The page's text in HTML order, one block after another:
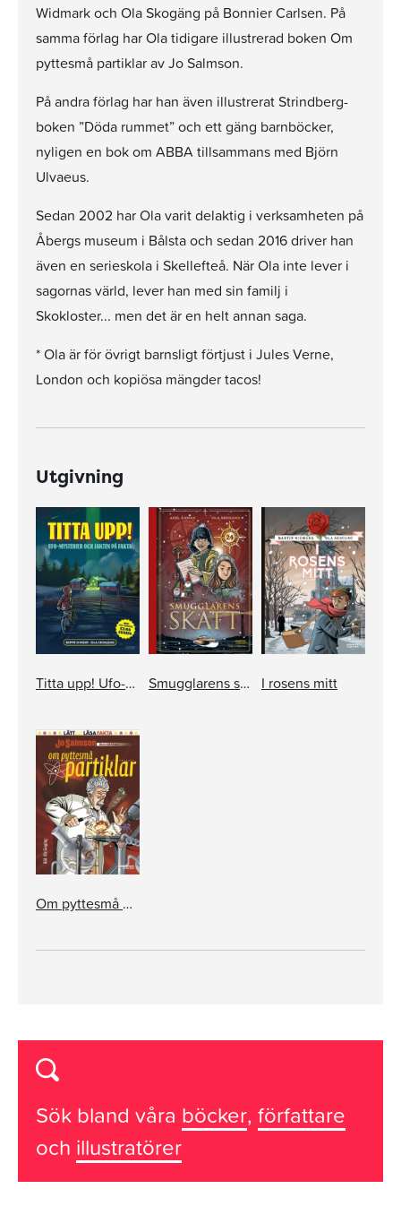
Widmark och Ola Skogäng på Bonnier Carlsen. På
samma förlag har Ola tidigare illustrerad boken Om
pyttesmå partiklar av Jo Salmson.
På andra förlag har han även illustrerat Strindberg-
boken ”Döda rummet” och ett gäng barnböcker,
nyligen en bok om ABBA tillsammans med Björn
Ulvaeus.
Sedan 2002 har Ola varit delaktig i verksamheten på
Åbergs museum i Bålsta och sedan 2016 driver han
även en serieskola i Skellefteå. När Ola inte lever i
sagornas värld, lever han med sin familj i
Skokloster... men det är en helt annan saga.
* Ola är för övrigt barnsligt förtjust i Jules Verne,
London och kopiösa mängder tacos!
Utgivning
Titta upp! Ufo-mysterier och jakten på fakta Smugglarens skatt: En julberättelse i 24 kapitel I rosens mitt
Om pyttesmå partiklar
Sök bland våra böcker, författare
och illustratörer